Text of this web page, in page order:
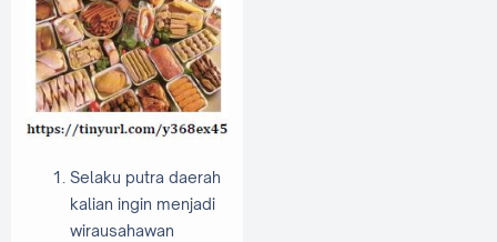
Selaku putra daerah
kalian ingin menjadi
wirausahawan